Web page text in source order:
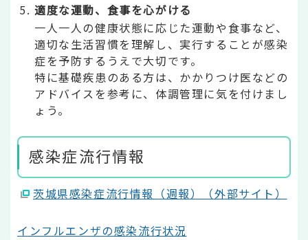
適度な運動、食事を心がける
一人一人の健康状態に応じた運動や食事など、
適切な生活習慣を理解し、実行することが感染
症を予防するうえで大切です。
特に基礎疾患のある方は、かかりつけ医などの
アドバイスを参考に、体調管理に気を付けまし
ょう。
感染症流行情報
茨城県感染症流行情報（週報）（外部サイト）
インフルエンザの感染流行状況